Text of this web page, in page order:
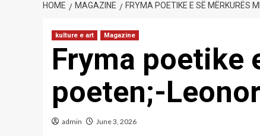
HOME MAGAZINE FRYMA POETIKE E SË MËRKURËS
kulture e art Magazine
Fryma poetike
poeten;-
admin June 3, 2026